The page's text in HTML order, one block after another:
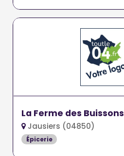
La Ferme des Buissons
Jausiers (04850)
Épicerie